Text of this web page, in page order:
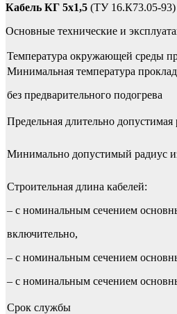
Кабель КГ 5х1,5 (ТУ 16.К73.05-93)
Основные технические и
Температура окружающей среды
Минимальная температура
без предварительного подогрева
Предельная длительно
Минимально допустимый радиус
Строительная длина кабелей:
– с номинальным сечением
включительно,
– с номинальным сечением
– с номинальным сечением
Срок службы